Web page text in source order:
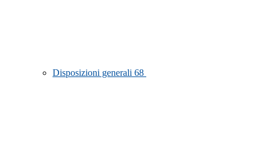
Disposizioni generali 68